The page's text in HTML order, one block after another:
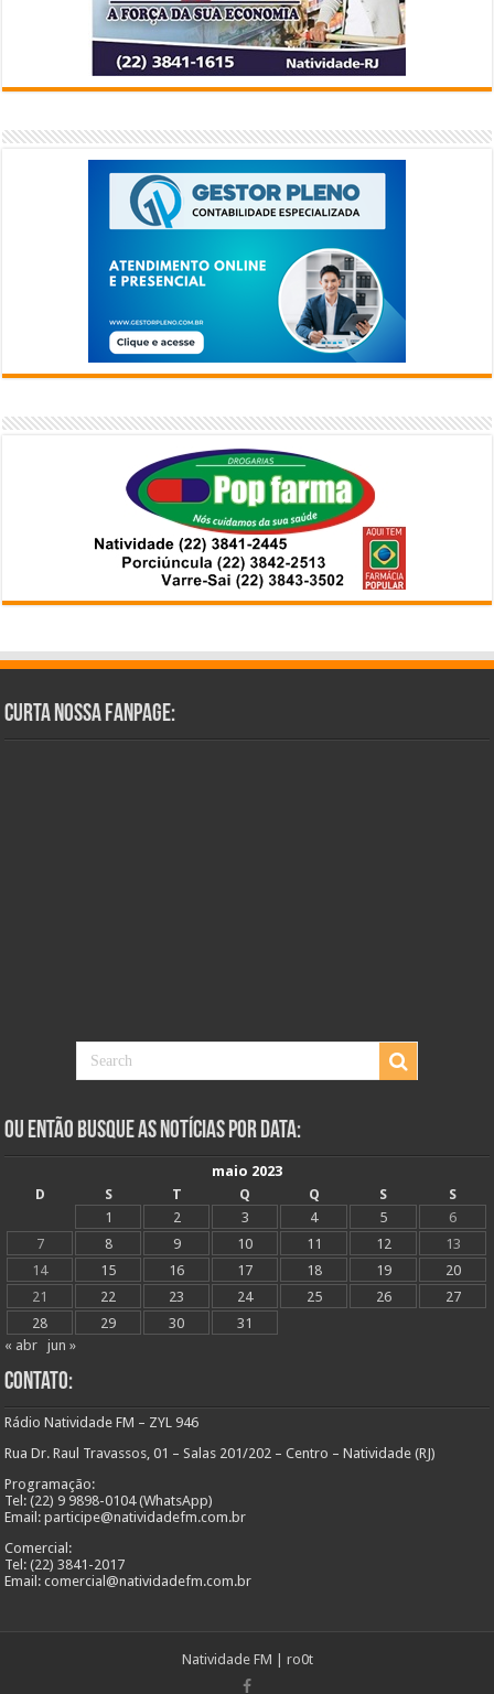
Curta Nossa Fanpage:
Ou Então Busque as Notícias Por Data:
maio 2023
D
S T Q Q S
S
1
2 3 4 5
6
7
8 9 10 11 12
13
14
15 16 17 18 19
20
21
22 23 24 25 26
27
28
29 30
31
« abr
jun »
Contato:
Rádio Natividade FM – ZYL 946
Rua Dr. Raul Travassos, 01 – Salas 201/202 – Centro – Natividade (RJ)
Programação:
Tel: (22) 9 9898-0104 (WhatsApp)
Email: participe@natividadefm.com.br
Comercial:
Tel: (22) 3841-2017
Email: comercial@natividadefm.com.br
Natividade FM ro0t